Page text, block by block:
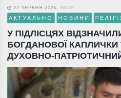
22 ЧЕРВНЯ 2026, 10:52
АКТУАЛЬНО НОВИНИ
У ПІДЛІСЦЯХ
БОГДАНОВОЇ КАПЛИЧКИ
ДУХОВНО-